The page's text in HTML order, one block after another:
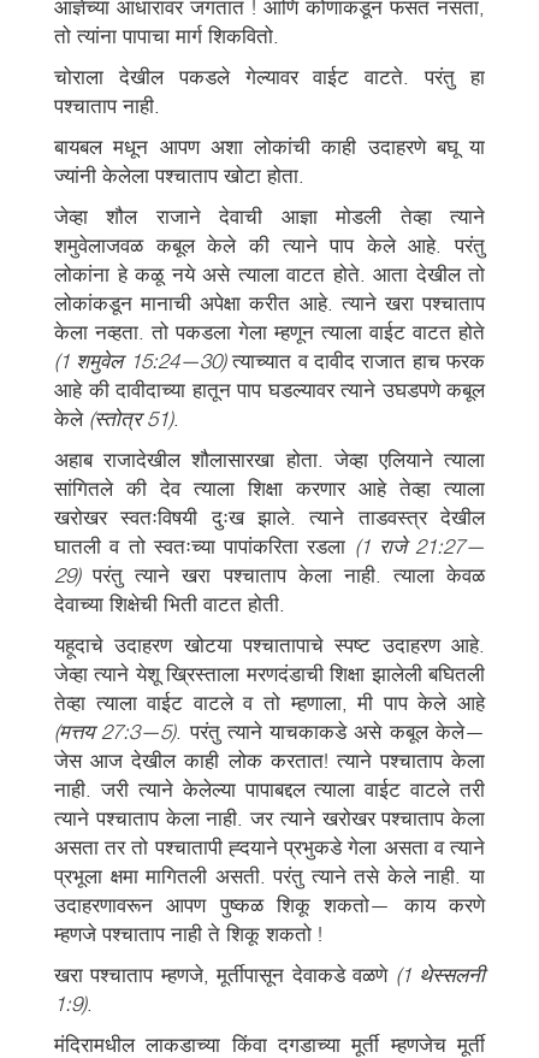
आज्ञेच्या आधारावर जगतात ! आणि कोणाकडून फसत नसता,
तो त्यांना पापाचा मार्ग शिकवितो.
चोराला देखील पकडले गेल्यावर वाईट वाटते. परंतु हा
पश्चाताप नाही.
बायबल मधून आपण अशा लोकांची काही उदाहरणे बघू या
ज्यांनी केलेला पश्चाताप खोटा होता.
जेव्हा शौल राजाने देवाची आज्ञा मोडली तेव्हा त्याने
शमुवेलाजवळ कबूल केले की त्याने पाप केले आहे. परंतु
लोकांना हे कळू नये असे त्याला वाटत होते. आता देखील तो
लोकांकडून मानाची अपेक्षा करीत आहे. त्याने खरा पश्चाताप
केला नव्हता. तो पकडला गेला म्हणून त्याला वाईट वाटत होते
(1 शमुवेल 15:24—30)त्याच्यात व दावीद राजात हाच फरक
आहे की दावीदाच्या हातून पाप घडल्यावर त्याने उघडपणे कबूल
केले (स्तोत्र 51).
अहाब राजादेखील शौलासारखा होता. जेव्हा एलियाने त्याला
सांगितले की देव त्याला शिक्षा करणार आहे तेव्हा त्याला
खरोखर स्वतःविषयी दुःख झाले. त्याने ताडवस्त्र देखील
घातली व तो स्वतःच्या पापांकरिता रडला (1 राजे 21:27—
29)परंतु त्याने खरा पश्चाताप केला नाही. त्याला केवळ
देवाच्या शिक्षेची भिती वाटत होती.
यहूदाचे उदाहरण खोटया पश्चातापाचे स्पष्ट उदाहरण आहे.
जेव्हा त्याने येशू ख्रिस्ताला मरणदंडाची शिक्षा झालेली बघितली
तेव्हा त्याला वाईट वाटले व तो म्हणाला, मी पाप केले आहे
(मत्तय 27:3—5). परंतु त्याने याचकाकडे असे कबूल केले—
जेस आज देखील काही लोक करतात! त्याने पश्चाताप केला
नाही. जरी त्याने केलेल्या पापाबद्दल त्याला वाईट वाटले तरी
त्याने पश्चाताप केला नाही. जर त्याने खरोखर पश्चाताप केला
असता तर तो पश्चातापी ह्दयाने प्रभुकडे गेला असता व त्याने
प्रभूला क्षमा मागितली असती. परंतु त्याने तसे केले नाही. या
उदाहरणावरून आपण पुष्कळ शिकू शकतो— काय करणे
म्हणजे पश्चाताप नाही ते शिकू शकतो !
खरा पश्चाताप म्हणजे, मूर्तीपासून देवाकडे वळणे (1 थेस्सलनी
1:9).
मंदिरामधील लाकडाच्या किंवा दगडाच्या मूर्ती म्हणजेच मूर्ती